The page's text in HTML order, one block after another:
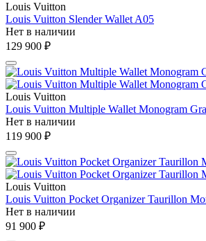
Louis Vuitton
Louis Vuitton Slender Wallet A05
Нет в наличии
129 900 ₽
Louis Vuitton
Louis Vuitton Multiple Wallet Monogram
Нет в наличии
119 900 ₽
Louis Vuitton
Louis Vuitton Pocket Organizer Taurillon
Нет в наличии
91 900 ₽